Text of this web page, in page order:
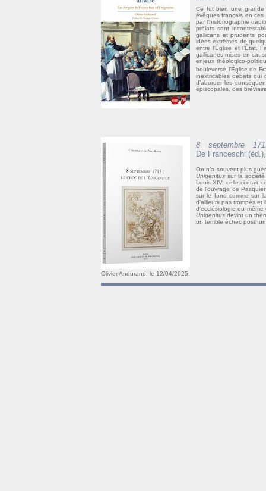
Ce fut bien une
évêques français en ces
par l’historiographie
prélats sont
gallicans et prudents
idées extrêmes de
entre l’Église et l’État.
gallicanes mises en
enjeux théologico-
bouleversé l’Église de
inextricables débats qui
d’aborder les
épiscopales, des
8 septembre
De Franceschi
On n’a souvent plus
Unigenitus sur la
Louis XIV, celle-ci était
de l’ouvrage de
sur le fond comme sur
d’ailleurs pas trompés
d’ecclésiologie ou
Unigenitus devint un
un terrible échec
Olivier Andurand, le 12/04/2025.